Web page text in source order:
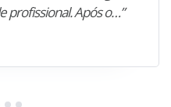
profissional. Após o…”